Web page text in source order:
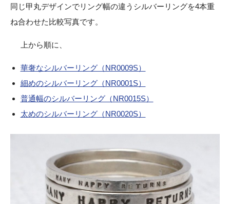
同じ甲丸デザインでリング幅の違うシルバーリングを4本重
ね合わせた比較写真です。
上から順に、
華奢なシルバーリング（NR0009S）
細めのシルバーリング（NR0001S）
普通幅のシルバーリング（NR0015S）
太めのシルバーリング（NR0020S）